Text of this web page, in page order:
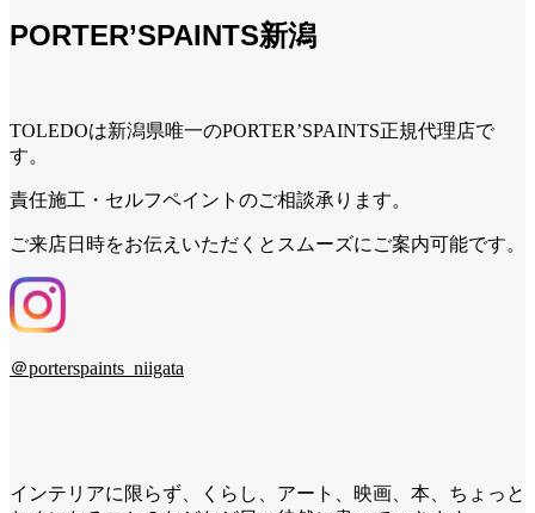
PORTER’SPAINTS新潟
TOLEDOは新潟県唯一のPORTER’SPAINTS正規代理店で
す。
責任施工・セルフペイントのご相談承ります。
ご来店日時をお伝えいただくとスムーズにご案内可能です。
＠porterspaints_niigata
インテリアに限らず、くらし、アート、映画、本、ちょっと